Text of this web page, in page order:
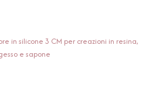
in silicone 3 CM per creazioni in resina,
e sapone